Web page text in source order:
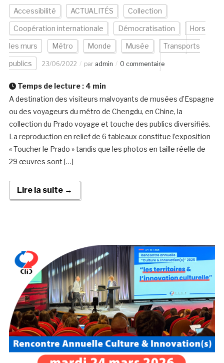
Accessibilité ACTUALITÉS Collection
Coopération internationale Démocratisation Hors
les murs Métro Monde Musée Transports
publics 23/06/2022 par admin 0 commentaire
Temps de lecture : 4 min
A destination des visiteurs malvoyants de musées d’Espagne
ou des voyageurs du métro de Chengdu, en Chine, la
collection du Prado voyage et touche des publics diversifiés.
La reproduction en relief de 6 tableaux constitue l’exposition
« Toucher le Prado » tandis que les photos en taille réelle de
29 œuvres sont […]
Lire la suite →